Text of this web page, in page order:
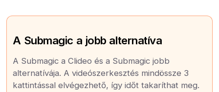
A Submagic a jobb alternatíva
A Submagic a Clideo és a Submagic jobb
alternatívája. A videószerkesztés mindössze 3
kattintással elvégezhető, így időt takaríthat meg.